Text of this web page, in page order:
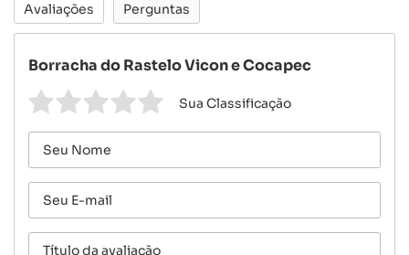
Avaliações Perguntas
Borracha do Rastelo Vicon e Cocapec
Sua Classificação